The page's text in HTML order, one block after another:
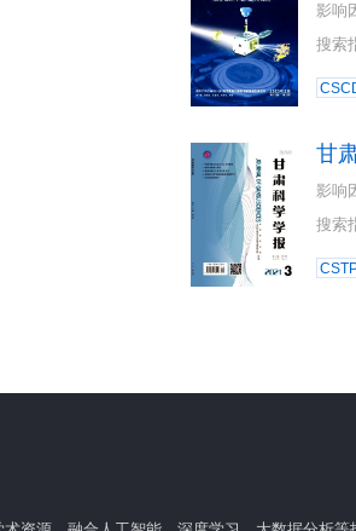
影响
搜索
甘
影响
搜索